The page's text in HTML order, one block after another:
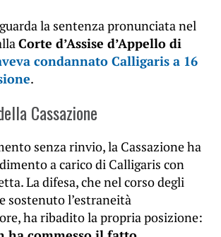
la sentenza pronunciata nel
Corte d’Assise d’Appello di
condannato Calligaris a 16
.
Cassazione
senza rinvio, la Cassazione ha
a carico di Calligaris con
La difesa, che nel corso degli
sostenuto l’estraneità
ha ribadito la propria posizione: